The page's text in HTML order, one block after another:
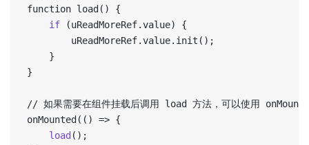
function load() {
    if
(uReadMoreRef.value) {
        uReadMoreRef.value.init();
    }
}
// 如果需要在组件挂载后调用 load 方法，可以使用
onMounted(() => {
    load
();